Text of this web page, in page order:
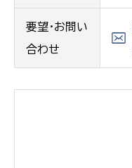
要望・お問い
合わせ